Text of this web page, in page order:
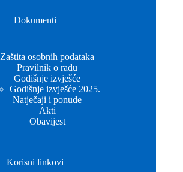
Dokumenti
Zaštita osobnih podataka
Pravilnik o radu
Godišnje izvješće
Godišnje izvješće 2025.
Natječaji i ponude
Akti
Obavijest
Korisni linkovi